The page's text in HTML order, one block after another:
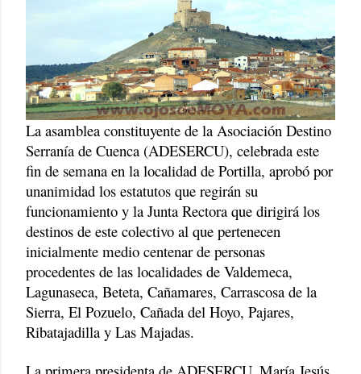
La asamblea constituyente de la Asociación Destino
Serranía de Cuenca (ADESERCU), celebrada este
fin de semana en la localidad de Portilla, aprobó por
unanimidad los estatutos que regirán su
funcionamiento y la Junta Rectora que dirigirá los
destinos de este colectivo al que pertenecen
inicialmente medio centenar de personas
procedentes de las localidades de Valdemeca,
Lagunaseca, Beteta, Cañamares, Carrascosa de la
Sierra, El Pozuelo, Cañada del Hoyo, Pajares,
Ribatajadilla y Las Majadas.